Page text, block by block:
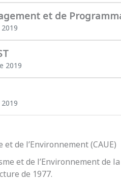
et de
2019
de l’Environnement (CAUE)
et de l’Environnement
de 1977.